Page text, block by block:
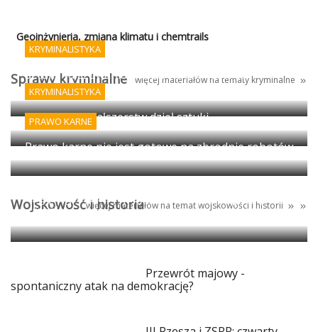
Geoinżynieria, zmiana klimatu i chemtrails
Sprawy kryminalne więcej materiałów na tematy kryminalne
KRYMINALISTYKA
Sztuka fałszowania podpisów i AI - koniec
porządku prawnego?
KRYMINALISTYKA
Wykrywanie fałszerstw dzieł sztuki
PRAWO KARNE
Prawo karne nie jest gotowe na zbrodnie robotów
Wojskowość i historia
więcej materiałów na tematwojskowości i historii
Egipt: granica między antyczną propagandą i
magią
Przewrót majowy -
spontaniczny atak na demokrację?